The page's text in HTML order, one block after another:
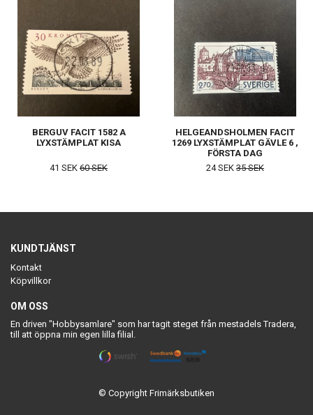
BERGUV FACIT 1582 A
LYXSTÄMPLAT KISA
41 SEK 60 SEK
HELGEANDSHOLMEN FACIT
1269 LYXSTÄMPLAT GÄVLE 6 ,
FÖRSTA DAG
24 SEK 35 SEK
KUNDTJÄNST
Kontakt
Köpvillkor
OM OSS
En driven "Hobbysamlare" som har tagit steget från mestadels Tradera,
till att öppna min egen lilla filial.
© Copyright Frimärksbutiken